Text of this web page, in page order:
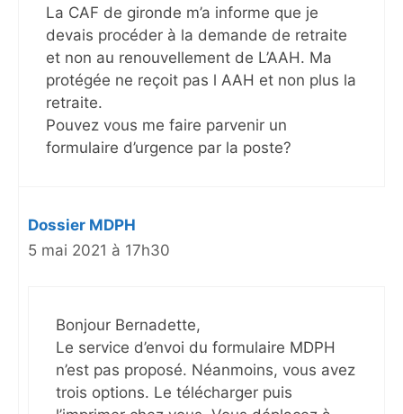
La CAF de gironde m’a informe que je
devais procéder à la demande de retraite
et non au renouvellement de L’AAH. Ma
protégée ne reçoit pas l AAH et non plus la
retraite.
Pouvez vous me faire parvenir un
formulaire d’urgence par la poste?
Dossier MDPH
5 mai 2021 à 17h30
Bonjour Bernadette,
Le service d’envoi du formulaire MDPH
n’est pas proposé. Néanmoins, vous avez
trois options. Le télécharger puis